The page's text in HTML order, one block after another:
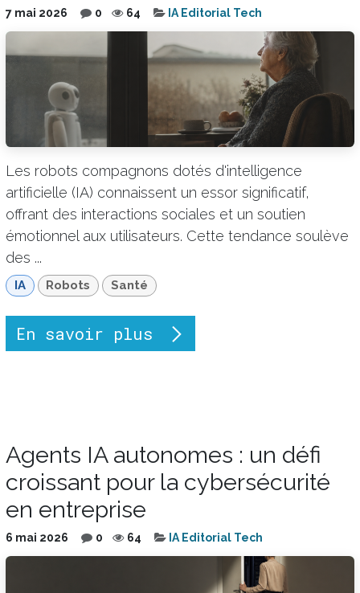
7 mai 2026 0 64 IA Editorial Tech
Les robots compagnons dotés d'intelligence
artificielle (IA) connaissent un essor significatif,
offrant des interactions sociales et un soutien
émotionnel aux utilisateurs. Cette tendance soulève
des ...
IA Robots Santé
En savoir plus
Agents IA autonomes : un défi
croissant pour la cybersécurité
en entreprise
6 mai 2026 0 64 IA Editorial Tech